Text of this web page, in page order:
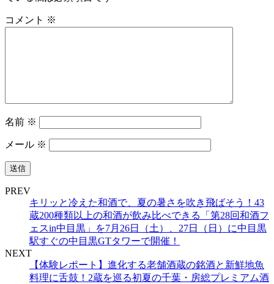
コメント ※
名前 ※
メール ※
PREV
キリッと冷えた和酒で、夏の暑さを吹き飛ばそう！43
蔵200種類以上の和酒が飲み比べできる「第28回和酒フ
ェスin中目黒」を7月26日（土）、27日（日）に中目黒
駅すぐの中目黒GTタワーで開催！
NEXT
【体験レポート】進化する老舗酒蔵の銘酒と新鮮地魚
料理に舌鼓！2蔵を巡る初夏の千葉・房総プレミアム酒